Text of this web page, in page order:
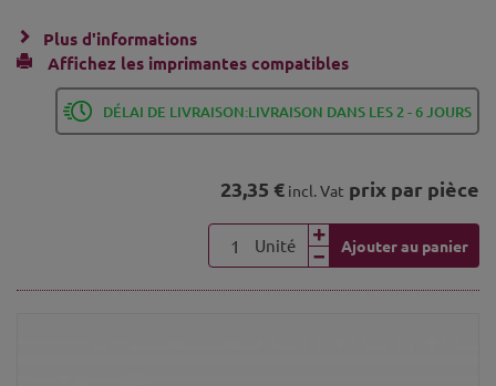
Plus d'informations
Affichez les imprimantes compatibles
DÉLAI DE LIVRAISON:LIVRAISON DANS LES 2 - 6 JOURS
23,35 € incl. Vat prix par pièce
Unité Ajouter au panier